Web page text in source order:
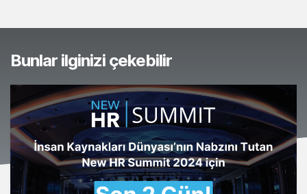
Bunlar ilginizi çekebilir